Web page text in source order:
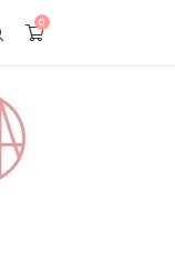
0